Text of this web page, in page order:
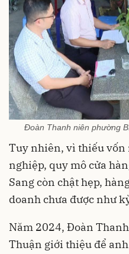
Đoàn Thanh niên phường
Tuy nhiên, vì thiếu
nghiệp, quy mô cửa
Sang còn chật hẹp,
doanh chưa được như
Năm 2024, Đoàn
Thuận giới thiệu để